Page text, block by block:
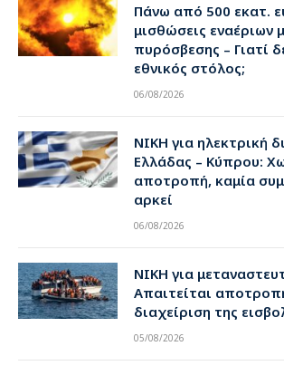
Πάνω από 500 εκατ.
μισθώσεις εναέριων
πυρόσβεσης – Γιατί
εθνικός στόλος;
06/08/2026
ΝΙΚΗ για ηλεκτρική
Ελλάδας – Κύπρου:
αποτροπή, καμία
αρκεί
06/08/2026
ΝΙΚΗ για
Απαιτείται
διαχείριση της
05/08/2026